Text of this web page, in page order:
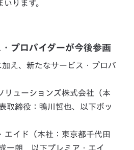
ります。
プロバイダーが今後参画
え、新たなサービス・プロバ
ューションズ株式会社（本
取締役：鴨川哲也、以下ボッ
イド（本社：東京都千代田
一朗 以下プレミア・エイ